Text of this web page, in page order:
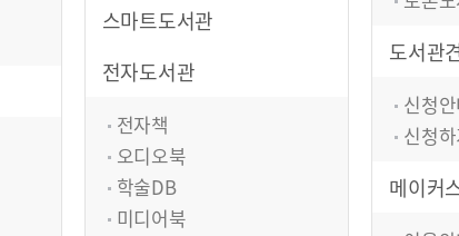
스마트도서관
전자도서관
전자책
오디오북
학술DB
미디어북
도서관
신청
신청
메이커